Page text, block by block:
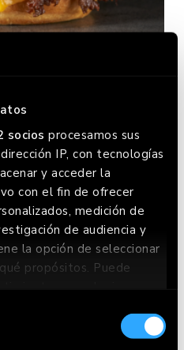
socios procesamos sus
IP, con tecnologías
y acceder la
con el fin de ofrecer
medición de
de audiencia y
la opción de seleccionar
propósitos. Puede
en cualquier